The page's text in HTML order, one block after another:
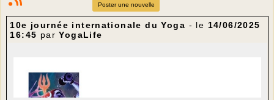
Poster une nouvelle
10e journée internationale du Yoga - le 14/06/2025
16:45 parYogaLife